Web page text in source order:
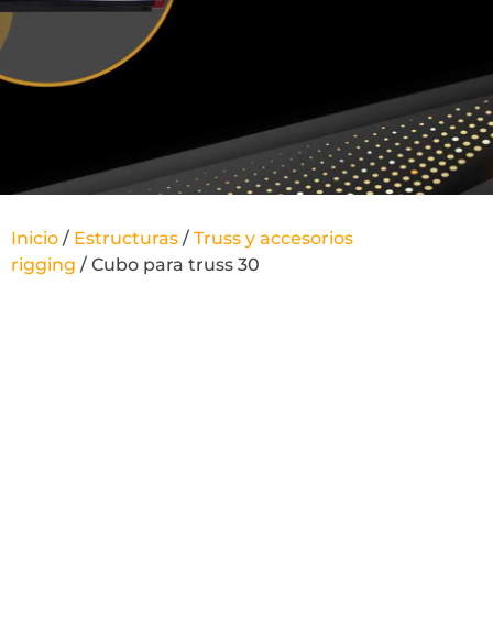
Inicio / Estructuras / Truss y accesorios
rigging / Cubo para truss 30